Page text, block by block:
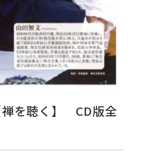
禅を聴く】 CD版全